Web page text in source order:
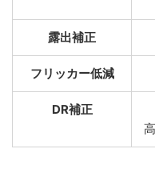
露出補正
フリッカー低減
DR補正